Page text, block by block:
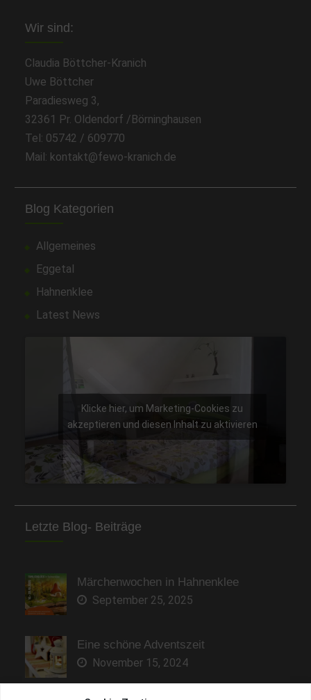
Wir sind:
Claudia Böttcher-Kranich
Uwe Böttcher
Paradiesweg 3,
32361 Pr. Oldendorf /Börninghausen
Tel: 05742 / 609770
Mail: kontakt@fewo-kranich.de
Blog Kategorien
Allgemeines
Eggetal
Hahnenklee
Latest News
Klicke hier, um Marketing-Cookies zu
akzeptieren und diesen Inhalt zu aktivieren
Letzte Blog- Beiträge
Märchenwochen in Hahnenklee
September 25, 2025
Eine schöne Adventszeit
November 15, 2024